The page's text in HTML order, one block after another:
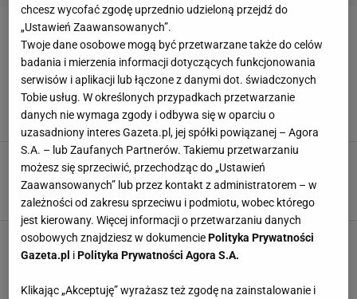
AFRODYZJAK
Wilgotne czekoladowe ciasto to prawdziwy
afrodyzjak! Po nim w walentynki stanie się
magia
AFRODYZJAK CIASTO CZEKOLADOWE CZEKOLADA
Kuchenne afrodyzjaki. Być może nawet nie
wiedzieliście, że macie je w swojej szafce
ABC AFRODYZJAKÓW AFRODYZJAK AFRODYZJAKI
POPULARNE NAJNOWSZE
chcesz wycofać zgodę uprzednio udzieloną przejdź do
„Ustawień Zaawansowanych”.
Twoje dane osobowe mogą być przetwarzane także do celów
badania i mierzenia informacji dotyczących funkcjonowania
serwisów i aplikacji lub łączone z danymi dot. świadczonych
Tobie usług. W określonych przypadkach przetwarzanie
danych nie wymaga zgody i odbywa się w oparciu o
uzasadniony interes Gazeta.pl, jej spółki powiązanej – Agora
S.A. – lub Zaufanych Partnerów. Takiemu przetwarzaniu
możesz się sprzeciwić, przechodząc do „Ustawień
Zaawansowanych” lub przez kontakt z administratorem – w
zależności od zakresu sprzeciwu i podmiotu, wobec którego
jest kierowany. Więcej informacji o przetwarzaniu danych
osobowych znajdziesz w dokumenciePolityka Prywatności
Gazeta.pl iPolityka Prywatności Agora S.A.
Klikając „Akceptuję” wyrażasz też zgodę na zainstalowanie i